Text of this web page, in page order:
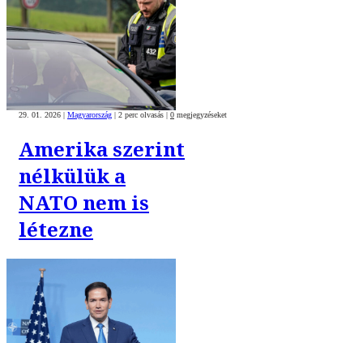
29. 01. 2026 | Magyarország | 2 perc olvasás | 0 megjegyzéseket
Amerika szerint
nélkülük a
NATO nem is
létezne